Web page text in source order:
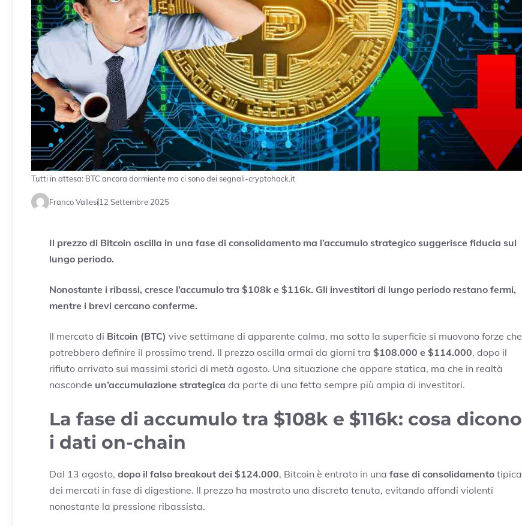
Tutti in attesa: BTC ancora dormiente ma ci sono dei segnali-cryptohack.it
Franco Vallesi12 Settembre 2025
Il prezzo di Bitcoin oscilla in una fase di consolidamento ma l’accumulo strategico suggerisce fiducia sul
lungo periodo.
Nonostante i ribassi, cresce l’accumulo tra $108k e $116k. Gli investitori di lungo periodo restano fermi,
mentre i brevi cercano conferme.
Il mercato di Bitcoin (BTC) vive settimane di apparente calma, ma sotto la superficie si muovono forze che
potrebbero definire il prossimo trend. Il prezzo oscilla ormai da giorni tra $108.000 e $114.000, dopo il
rifiuto arrivato sui massimi storici di metà agosto. Una situazione che appare statica, ma che in realtà
nasconde un’accumulazione strategica da parte di una fetta sempre più ampia di investitori.
La fase di accumulo tra $108k e $116k: cosa dicono
i dati on-chain
Dal 13 agosto, dopo il falso breakout dei $124.000, Bitcoin è entrato in una fase di consolidamento tipica
dei mercati in fase di digestione. Il prezzo ha mostrato una discreta tenuta, evitando affondi violenti
nonostante la pressione ribassista.